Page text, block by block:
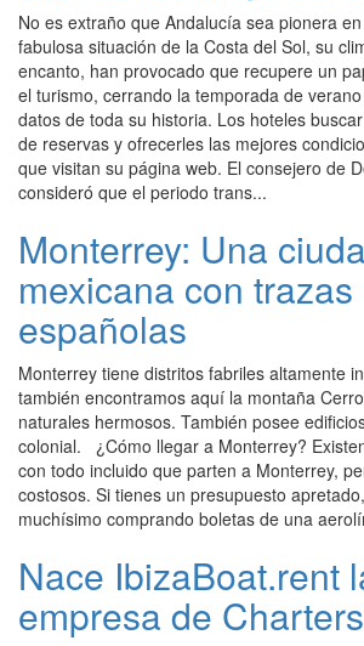
No es extraño que Andalucía sea pionera
fabulosa situación de la Costa del Sol, su
encanto, han provocado que recupere un
el turismo, cerrando la temporada de
datos de toda su historia. Los hoteles
de reservas y ofrecerles las mejores
que visitan su página web. El consejero de
consideró que el periodo trans...
Monterrey: Una
mexicana con trazas
españolas
Monterrey tiene distritos fabriles altamente
también encontramos aquí la montaña
naturales hermosos. También posee
colonial. ¿Cómo llegar a Monterrey?
con todo incluido que parten a Monterrey,
costosos. Si tienes un presupuesto
muchísimo comprando boletas de una
Nace IbizaBoat.rent
empresa de